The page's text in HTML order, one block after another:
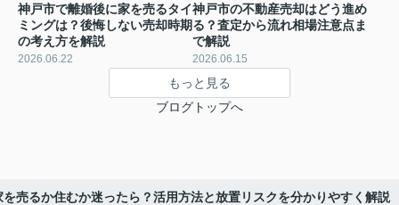
神戸市で離婚後に家を売るタイ
ミングは？後悔しない売却時期
の考え方を解説
2026.06.22
神戸市の不動産売却はどう進め
る？査定から流れ相場注意点ま
で解説
2026.06.15
もっと見る
ブログトップへ
売るか住むか迷ったら？活用方法と放置リスクを分かりやすく解説